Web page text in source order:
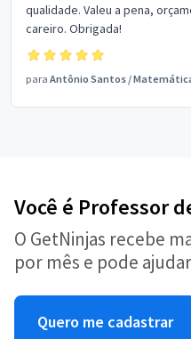
qualidade. Valeu a pena,
careiro. Obrigada!
para Antônio Santos /
Você é Professor
O GetNinjas recebe
por mês e pode
Quero me cadastrar